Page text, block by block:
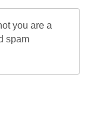
you are a
spam